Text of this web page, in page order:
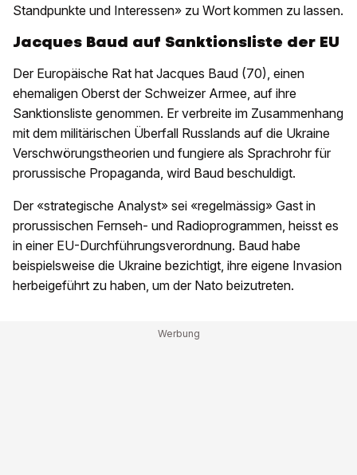
Standpunkte und Interessen» zu Wort kommen zu lassen.
Jacques Baud auf Sanktionsliste der EU
Der Europäische Rat hat Jacques Baud (70), einen
ehemaligen Oberst der Schweizer Armee, auf ihre
Sanktionsliste genommen. Er verbreite im Zusammenhang
mit dem militärischen Überfall Russlands auf die Ukraine
Verschwörungstheorien und fungiere als Sprachrohr für
prorussische Propaganda, wird Baud beschuldigt.
Der «strategische Analyst» sei «regelmässig» Gast in
prorussischen Fernseh- und Radioprogrammen, heisst es
in einer EU-Durchführungsverordnung. Baud habe
beispielsweise die Ukraine bezichtigt, ihre eigene Invasion
herbeigeführt zu haben, um der Nato beizutreten.